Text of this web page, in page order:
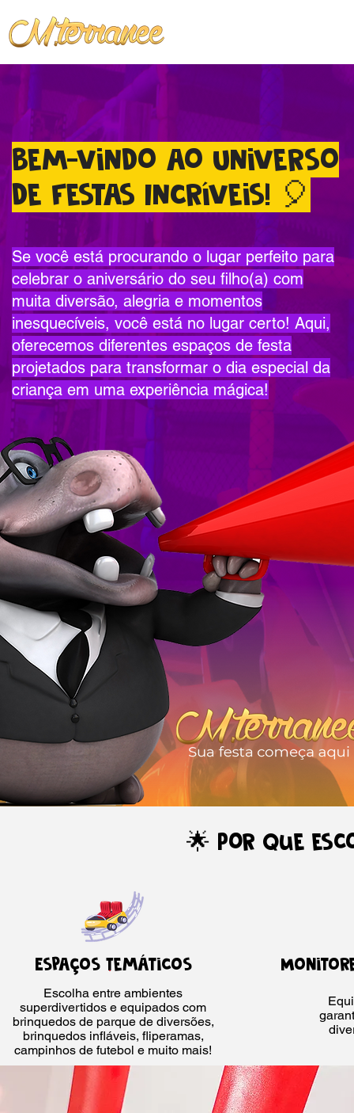
Bem-vindo ao Universo
de Festas Incríveis! 🎈
Se você está procurando o lugar perfeito para
celebrar o aniversário do seu filho(a) com
muita diversão, alegria e momentos
inesquecíveis, você está no lugar certo! Aqui,
oferecemos diferentes espaços de festa
projetados para transformar o dia especial da
criança em uma experiência mágica!
🌟 Por que
Espaços Temáticos
Escolha entre ambientes
superdivertidos e equipados com
brinquedos de parque de diversões,
brinquedos infláveis, fliperamas,
campinhos de futebol e muito mais!